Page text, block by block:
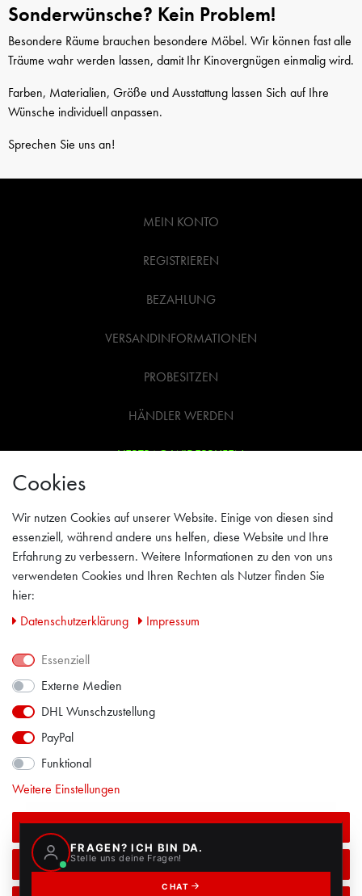
Sonderwünsche? Kein Problem!
Besondere Räume brauchen besondere Möbel. Wir können fast alle
Träume wahr werden lassen, damit Ihr Kinovergnügen einmalig wird.
Farben, Materialien, Größe und Ausstattung lassen Sich auf Ihre
Wünsche individuell anpassen.
Sprechen Sie uns an!
MEIN KONTO
REGISTRIEREN
BEZAHLUNG
VERSANDINFORMATIONEN
PROBESITZEN
HÄNDLER WERDEN
VERTRAG WIDERRUFEN
AGB
IMPRESSUM
ALLE PREISE INKL. MEHRWERTSSTEUER ZZGL. VERSANDKOSTEN
© 2018 / ALLE RECHTE VORBEHALTEN
Cookies
Wir nutzen Cookies auf unserer Website. Einige von diesen sind
essenziell, während andere uns helfen, diese Website und Ihre
Erfahrung zu verbessern. Weitere Informationen zu den von uns
verwendeten Cookies und Ihren Rechten als Nutzer finden Sie
hier:
Daten­schutz­erklärung
Impressum
Essenziell
Externe Medien
DHL Wunschzustellung
PayPal
Funktional
Weitere Einstellungen
Alle akzeptieren
Auswahl akzeptieren